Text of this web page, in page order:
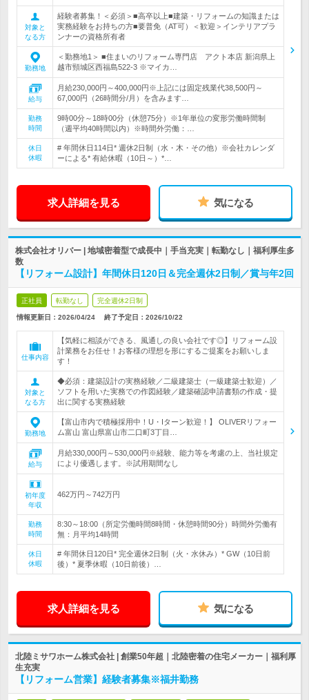
対象と
なる方
経験者募集！＜必須＞■高卒以上■建築・リフォームの知識または
実務経験をお持ちの方■要普免（AT可）＜歓迎＞インテリアプラ
ンナーの資格所有者
勤務地
＜勤務地1＞ ■住まいのリフォーム専門店 アクト本店 新潟県上
越市頸城区西福島522-3 ※マイカ…
給与
月給230,000円～400,000円※上記には固定残業代38,500円～
67,000円（26時間分/月）を含みます…
勤務
時間
9時00分～18時00分（休憩75分）※1年単位の変形労働時間制
（週平均40時間以内）※時間外労働：…
休日
休暇
# 年間休日114日* 週休2日制（水・木・その他）※会社カレンダ
ーによる* 有給休暇（10日～）*…
求人詳細を見る 気になる
株式会社オリバー | 地域密着型で成長中｜手当充実｜転勤なし｜福利厚生多
数
【リフォーム設計】年間休日120日＆完全週休2日制／賞与年2回
正社員 転勤なし 完全週休2日制
情報更新日：2026/04/24 終了予定日： 2026/10/22
仕事内容
【気軽に相談ができる、風通しの良い会社です◎】リフォーム設
計業務をお任せ！お客様の理想を形にするご提案をお願いしま
す！
対象と
なる方
◆必須：建築設計の実務経験／二級建築士（一級建築士歓迎）／
ソフトを用いた実務での作図経験／建築確認申請書類の作成・提
出に関する実務経験
勤務地
【富山市内で積極採用中！U・Iターン歓迎！】 OLIVERリフォー
ム富山 富山県富山市二口町3丁目…
給与
月給330,000円～530,000円※経験、能力等を考慮の上、当社規定
により優遇します。※試用期間なし
初年度
年収
462万円～742万円
勤務
時間
8:30～18:00（所定労働時間8時間・休憩時間90分）時間外労働有
無：月平均14時間
休日
休暇
# 年間休日120日* 完全週休2日制（火・水休み）* GW（10日前
後）* 夏季休暇（10日前後）…
求人詳細を見る 気になる
北陸ミサワホーム株式会社 | 創業50年超｜北陸密着の住宅メーカー｜福利厚
生充実
【リフォーム営業】経験者募集※福井勤務